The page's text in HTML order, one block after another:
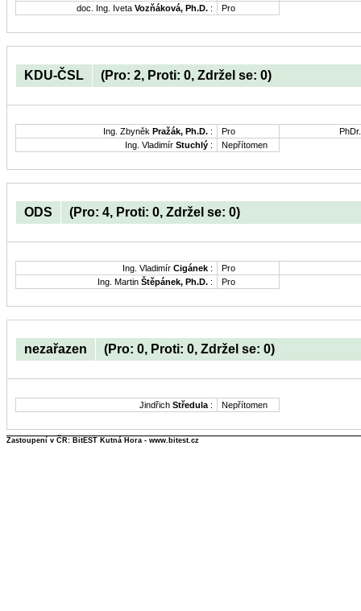
doc. Ing. Iveta Vozňáková, Ph.D. : Pro
KDU-ČSL (Pro: 2, Proti: 0, Zdržel se: 0)
Ing. Zbyněk Pražák, Ph.D. : Pro
Ing. Vladimír Stuchlý : Nepřítomen
ODS (Pro: 4, Proti: 0, Zdržel se: 0)
Ing. Vladimír Cigánek :
Pro
Ing. Martin Štěpánek, Ph.D. : Pro
nezařazen (Pro: 0, Proti: 0, Zdržel se: 0)
Jindřich Středula : Nepřítomen
Zastoupení v ČR: BitEST Kutná Hora - www.bitest.cz